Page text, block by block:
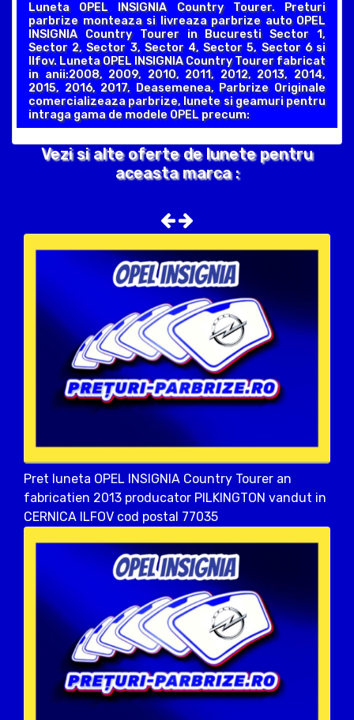
Luneta OPEL INSIGNIA Country Tourer. Preturi
parbrize monteaza si livreaza parbrize auto OPEL
INSIGNIA Country Tourer in Bucuresti Sector 1,
Sector 2, Sector 3, Sector 4, Sector 5, Sector 6 si
Ilfov. Luneta OPEL INSIGNIA Country Tourer fabricat
in anii:2008, 2009, 2010, 2011, 2012, 2013, 2014,
2015, 2016, 2017, Deasemenea, Parbrize Originale
comercializeaza parbrize, lunete si geamuri pentru
intraga gama de modele OPEL precum:
Vezi si alte oferte de lunete pentru
aceasta marca :
Pret luneta OPEL INSIGNIA Country Tourer an
fabricatien 2013 producator PILKINGTON vandut in
CERNICA ILFOV cod postal 77035